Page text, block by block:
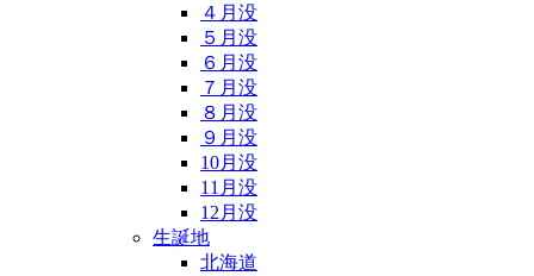
４月没
５月没
６月没
７月没
８月没
９月没
10月没
11月没
12月没
生誕地
北海道